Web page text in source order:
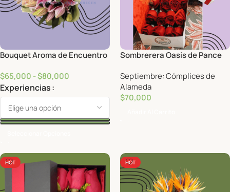
Bouquet Aroma de Encuentro
$65,000 -$80,000
Experiencias
Sombrerera Oasis de Pance
Septiembre: Cómplices de
Alameda
$70,000
HOT HOT